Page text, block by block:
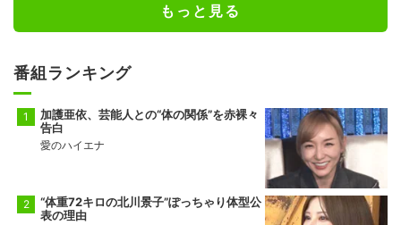
もっと見る
番組ランキング
加護亜依、芸能人との“体の関係”を赤裸々
告白
愛のハイエナ
“体重72キロの北川景子”ぽっちゃり体型公
表の理由